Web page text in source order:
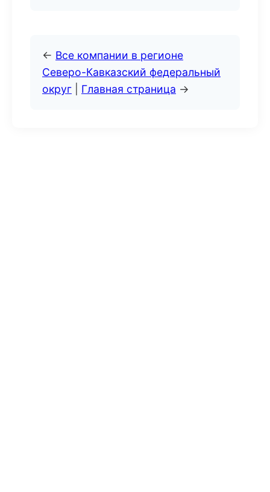
← Все компании в регионе
Северо-Кавказский федеральный
округ
Главная страница →